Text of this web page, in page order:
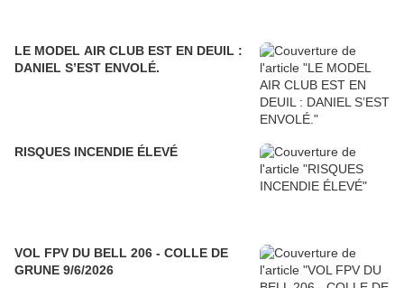
LE MODEL AIR CLUB EST EN DEUIL :
DANIEL S’EST ENVOLÉ.
RISQUES INCENDIE ÉLEVÉ
VOL FPV DU BELL 206 - COLLE DE
GRUNE 9/6/2026